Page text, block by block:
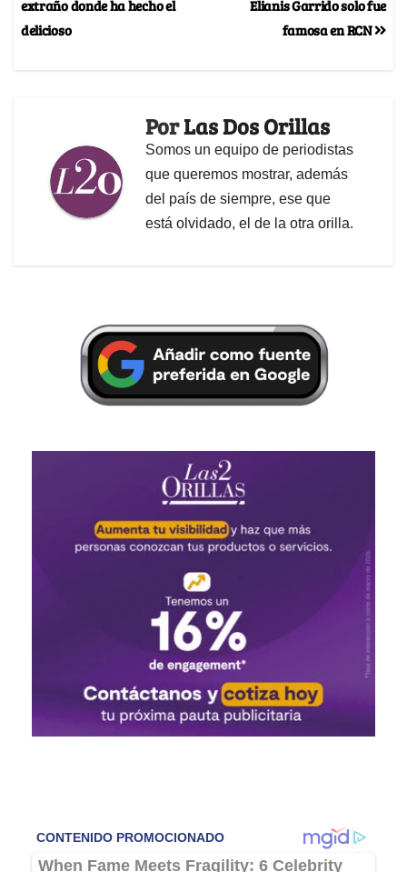
Elianis Garrido solo fue
famosa en RCN
extraño donde ha hecho el
delicioso
PorLas Dos Orillas
Somos un equipo de periodistas
que queremos mostrar, además
del país de siempre, ese que
está olvidado, el de la otra orilla.